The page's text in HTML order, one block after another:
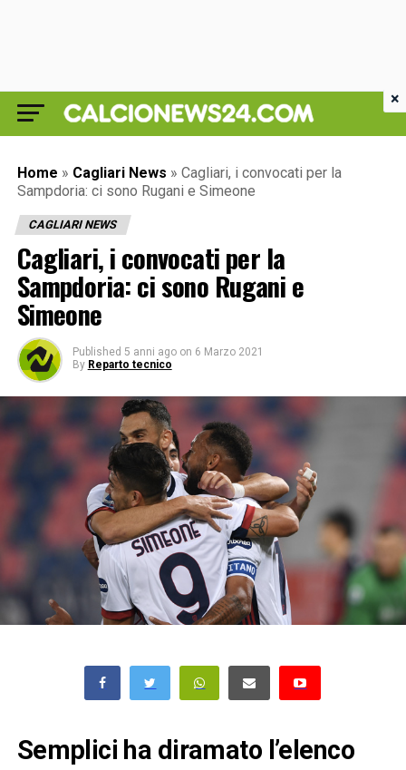
Home » Cagliari News » Cagliari, i convocati per la
Sampdoria: ci sono Rugani e Simeone
CAGLIARI NEWS
Cagliari, i convocati per la
Sampdoria: ci sono Rugani e
Simeone
Published 5 anni ago on 6 Marzo 2021
By Reparto tecnico
Semplici ha diramato l’elenco
×